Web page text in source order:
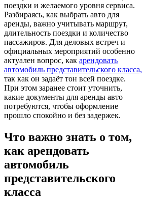
поездки и желаемого уровня сервиса.
Разбираясь, как выбрать авто для
аренды, важно учитывать маршрут,
длительность поездки и количество
пассажиров. Для деловых встреч и
официальных мероприятий особенно
актуален вопрос, как арендовать
автомобиль представительского класса,
так как он задаёт тон всей поездке.
При этом заранее стоит уточнить,
какие документы для аренды авто
потребуются, чтобы оформление
прошло спокойно и без задержек.
Что важно знать о том,
как арендовать
автомобиль
представительского
класса